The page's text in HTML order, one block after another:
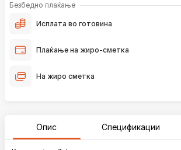
Безбедно плаќање
Исплата во готовина
Плаќање на жиро-сметка
На жиро сметка
Опис Спецификации